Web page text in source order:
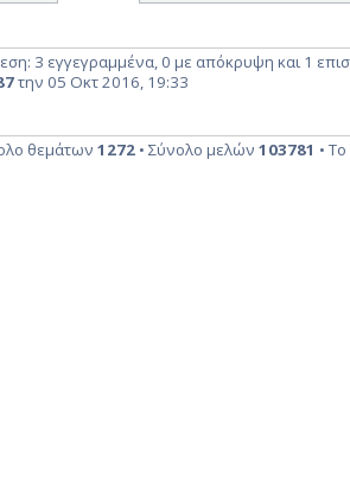
3 εγγεγραμμένα, 0 με απόκρυψη και 1
την 05 Οκτ 2016, 19:33
θεμάτων 1272 • Σύνολο μελών 103781 •